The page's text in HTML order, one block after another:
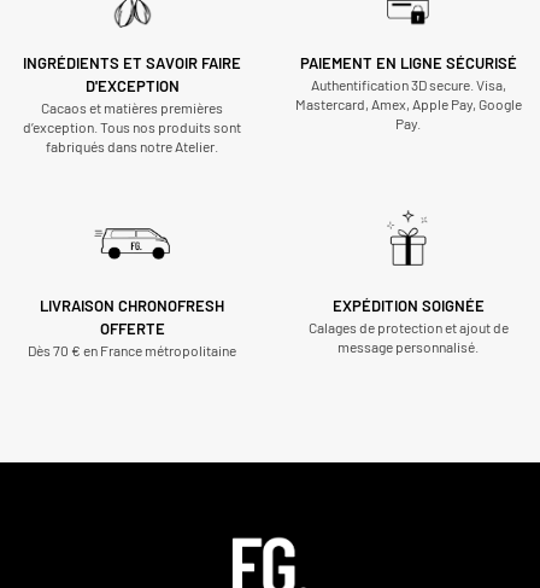
INGRÉDIENTS ET SAVOIR FAIRE
D'EXCEPTION
Cacaos et matières premières
d’exception. Tous nos produits sont
fabriqués dans notre Atelier.
PAIEMENT EN LIGNE SÉCURISÉ
Authentification 3D secure. Visa,
Mastercard, Amex, Apple Pay, Google
Pay.
LIVRAISON CHRONOFRESH
OFFERTE
Dès 70 € en France métropolitaine
EXPÉDITION SOIGNÉE
Calages de protection et ajout de
message personnalisé.